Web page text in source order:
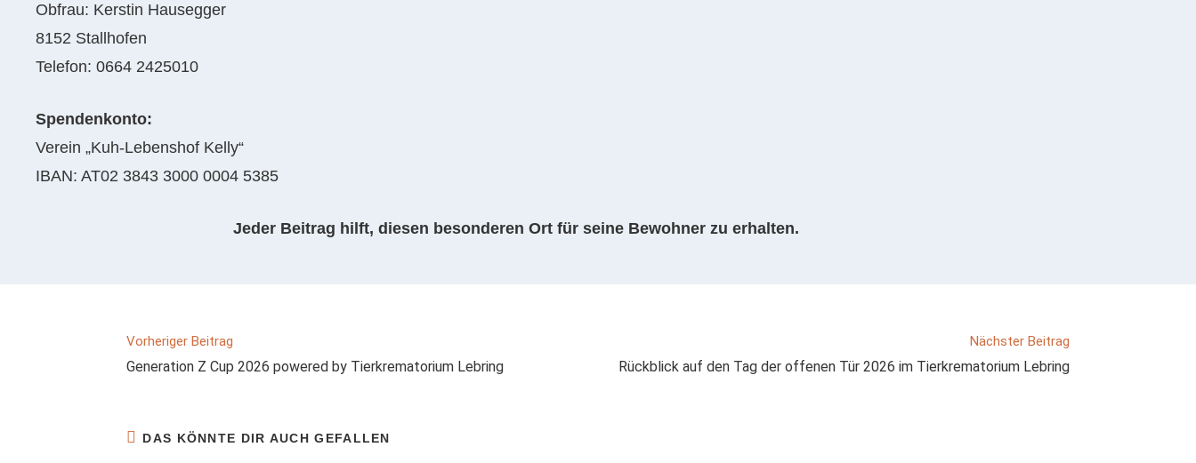
Obfrau: Kerstin Hausegger
8152 Stallhofen
Telefon: 0664 2425010
Spendenkonto:
Verein „Kuh-Lebenshof Kelly“
IBAN: AT02 3843 3000 0004 5385
Jeder Beitrag hilft, diesen besonderen Ort für seine Bewohner zu erhalten.
Vorheriger Beitrag
Generation Z Cup 2026 powered by Tierkrematorium Lebring
Nächster Beitrag
Rückblick auf den Tag der offenen Tür 2026 im Tierkrematorium Lebring
DAS KÖNNTE DIR AUCH GEFALLEN